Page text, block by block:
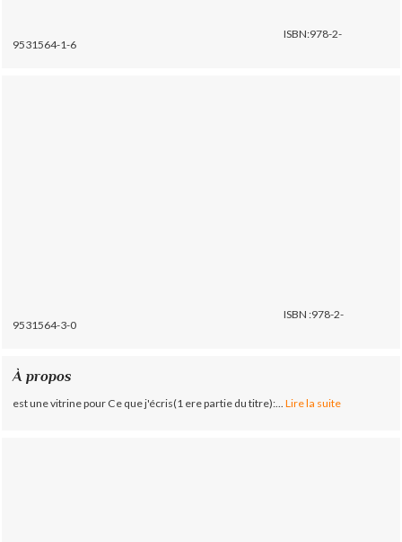
ISBN:978-2-
9531564-1-6
ISBN :978-2-
9531564-3-0
À propos
est une vitrine pour Ce que j'écris(1 ere partie du titre):... Lire la suite